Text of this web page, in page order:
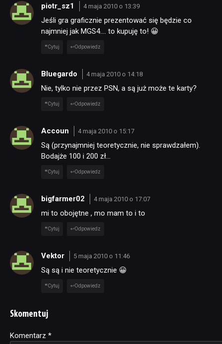
piotr_sz1 4 maja 2010 o 13:39
Jeśli gra graficznie prezentować się będzie co
najmniej jak MGS4…. to kupuję to! 😀
Cytuj Odpowiedz
Bluegardo 4 maja 2010 o 14:18
Nie, tylko nie przez PSN, a są już może te karty?
Cytuj Odpowiedz
Accoun 4 maja 2010 o 15:17
Są (przynajmniej teoretycznie, nie sprawdzałem).
Bodajże 100 i 200 zł…
Cytuj Odpowiedz
bigfarmer02 4 maja 2010 o 17:07
mi to obojętne , mo mam to i to
Cytuj Odpowiedz
Vektor 5 maja 2010 o 11:46
Są są i nie teoretycznie 😀
Cytuj Odpowiedz
Skomentuj
Komentarz *
Alternative: